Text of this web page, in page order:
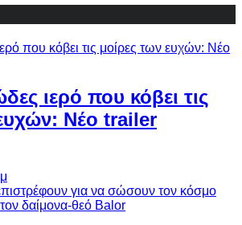
ιερό που κόβει τις
Νέο trailer